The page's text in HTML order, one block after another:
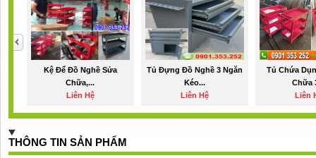
Kệ Để Đồ Nghề Sửa
Chữa,...
Liên Hệ
Tủ Đựng Đồ Nghề 3 Ngăn
Kéo...
Liên Hệ
Tủ Chứa
Chữa
Liên
THÔNG TIN SẢN PHẨM